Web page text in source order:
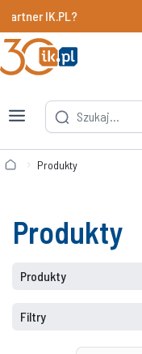
IK.PL?
Produkty
Produkty
Produkty
Filtry